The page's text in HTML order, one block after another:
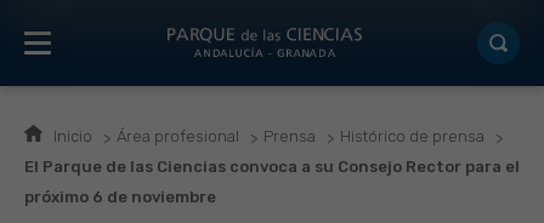
Inicio Área profesional Prensa
Histórico de prensa
El Parque de las Ciencias convoca a su Consejo Rector para el
próximo 6 de noviembre